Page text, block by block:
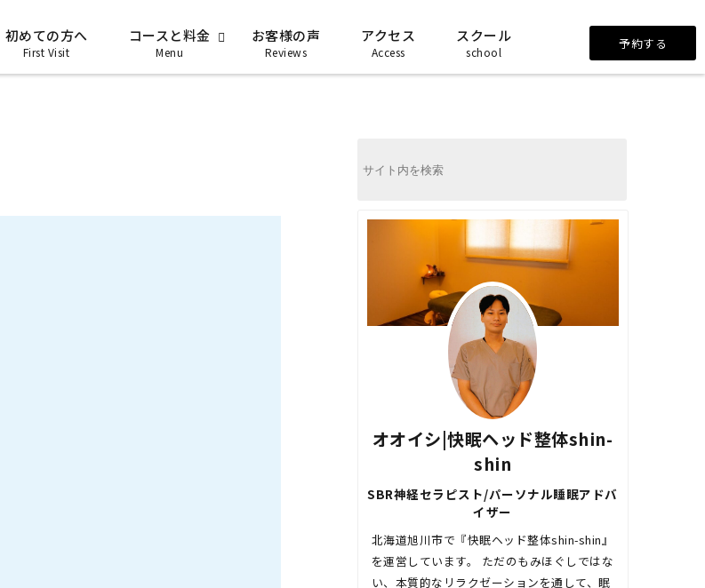
初めての方へ
First Visit
コースと料金
Menu
お客様の声
Reviews
アクセス
Access
スクール
school
予約する
オオイシ|快眠ヘッド整体shin-
shin
SBR神経セラピスト/パーソナル睡眠アドバ
イザー
北海道旭川市で『快眠ヘッド整体shin-shin』
を運営しています。 ただのもみほぐしではな
い、本質的なリラクゼーションを通して、眠